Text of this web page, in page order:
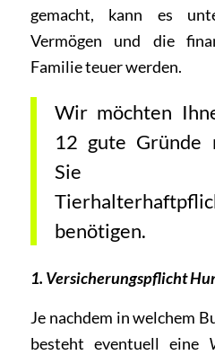
gemacht, kann es
Vermögen und die
Familie teuer werden.
Wir möchten
12 gute Gründe
Sie
benötigen.
1. Versicherungspflicht
Je nachdem in welchem
besteht eventuell eine